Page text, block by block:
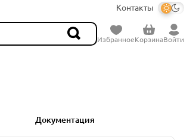
Контакты
ИзбранноеКорзинаВойти
Документация